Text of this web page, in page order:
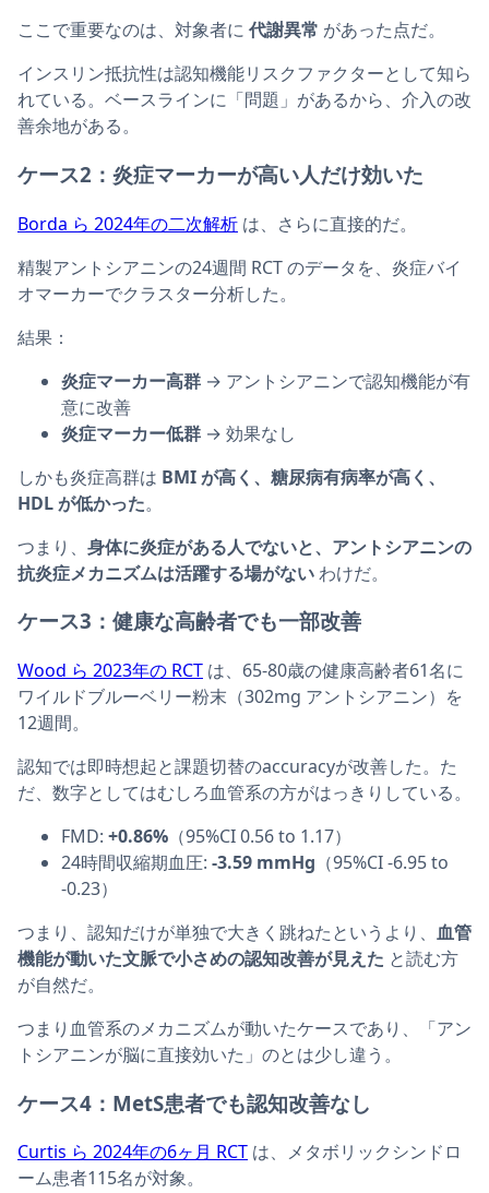
ここで重要なのは、対象者に 代謝異常 があった点だ。
インスリン抵抗性は認知機能リスクファクターとして知ら
れている。ベースラインに「問題」があるから、介入の改
善余地がある。
ケース2：炎症マーカーが高い人だけ効いた
Borda ら 2024年の二次解析 は、さらに直接的だ。
精製アントシアニンの24週間 RCT のデータを、炎症バイ
オマーカーでクラスター分析した。
結果：
炎症マーカー高群 → アントシアニンで認知機能が有
意に改善
炎症マーカー低群 → 効果なし
しかも炎症高群は BMI が高く、糖尿病有病率が高く、
HDL が低かった。
つまり、 身体に炎症がある人でないと、アントシアニンの
抗炎症メカニズムは活躍する場がないわけだ。
ケース3：健康な高齢者でも一部改善
Wood ら 2023年の RCT は、65-80歳の健康高齢者61名に
ワイルドブルーベリー粉末（302mg アントシアニン）を
12週間。
認知では即時想起と課題切替のaccuracyが改善した。た
だ、数字としてはむしろ血管系の方がはっきりしている。
FMD: +0.86% （95%CI 0.56 to 1.17）
24時間収縮期血圧: -3.59 mmHg （95%CI -6.95 to
-0.23）
つまり、認知だけが単独で大きく跳ねたというより、 血管
機能が動いた文脈で小さめの認知改善が見えた と読む方
が自然だ。
つまり血管系のメカニズムが動いたケースであり、「アン
トシアニンが脳に直接効いた」のとは少し違う。
ケース4：MetS患者でも認知改善なし
Curtis ら 2024年の6ヶ月 RCT は、メタボリックシンドロ
ーム患者115名が対象。